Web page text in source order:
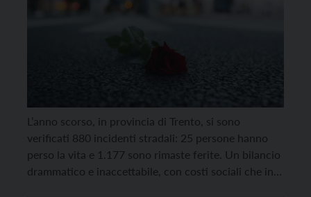
L’anno scorso, in provincia di Trento, si sono
verificati 880 incidenti stradali: 25 persone hanno
perso la vita e 1.177 sono rimaste ferite. Un bilancio
drammatico e inaccettabile, con costi sociali che in